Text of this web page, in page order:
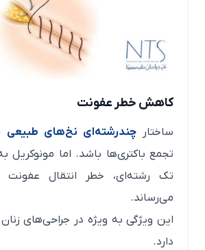
کاهش خطر عفونت
ساختارچندرشته‌ای نخ‌های طبیعی
تجمع باکتری‌ها باشد. اما مونوکریل به
تک رشته‌ای، خطر انتقال عفونت
می‌رساند.
این ویژگی به ویژه در جراحی‌های زنان
دارد.